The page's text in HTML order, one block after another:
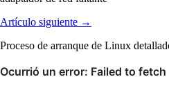
Artículo siguiente →
Proceso de arranque de Linux